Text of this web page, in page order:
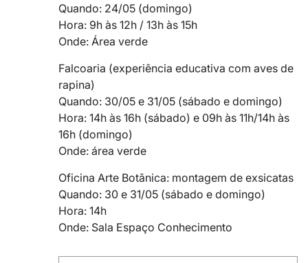
Quando: 24/05 (domingo)
Hora: 9h às 12h / 13h às 15h
Onde: Área verde
Falcoaria (experiência educativa com aves de
rapina)
Quando: 30/05 e 31/05 (sábado e domingo)
Hora: 14h às 16h (sábado) e 09h às 11h/14h às
16h (domingo)
Onde: área verde
Oficina Arte Botânica: montagem de exsicatas
Quando: 30 e 31/05 (sábado e domingo)
Hora: 14h
Onde: Sala Espaço Conhecimento